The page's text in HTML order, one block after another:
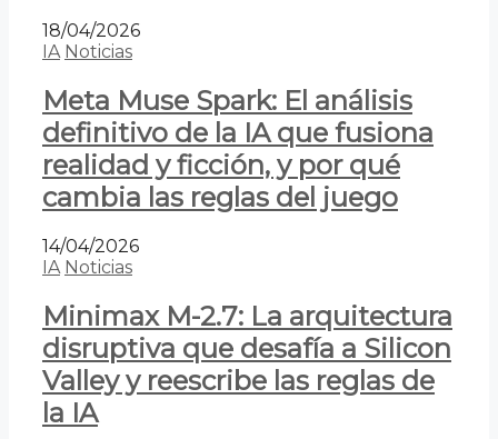
18/04/2026
IA Noticias
Meta Muse Spark: El análisis
definitivo de la IA que fusiona
realidad y ficción, y por qué
cambia las reglas del juego
14/04/2026
IA Noticias
Minimax M-2.7: La arquitectura
disruptiva que desafía a Silicon
Valley y reescribe las reglas de
la IA